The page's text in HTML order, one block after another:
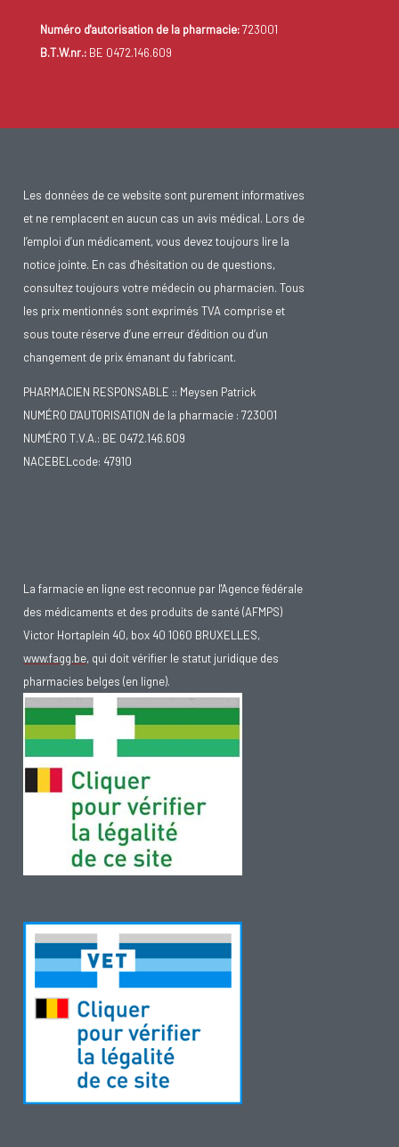
Numéro d'autorisation de la pharmacie:723001
B.T.W.nr.:BE 0472.146.609
Les données de ce website sont purement informatives
et ne remplacent en aucun cas un avis médical. Lors de
l’emploi d’un médicament, vous devez toujours lire la
notice jointe. En cas d’hésitation ou de questions,
consultez toujours votre médecin ou pharmacien. Tous
les prix mentionnés sont exprimés TVA comprise et
sous toute réserve d’une erreur d’édition ou d’un
changement de prix émanant du fabricant.
PHARMACIEN RESPONSABLE :: Meysen Patrick
NUMÉRO D'AUTORISATION de la pharmacie : 723001
NUMÉRO T.V.A.: BE 0472.146.609
NACEBELcode: 47910
La farmacie en ligne est reconnue par l'Agence fédérale
des médicaments et des produits de santé (AFMPS)
Victor Hortaplein 40, box 40 1060 BRUXELLES,
www.fagg.be, qui doit vérifier le statut juridique des
pharmacies belges (en ligne).